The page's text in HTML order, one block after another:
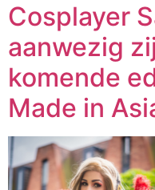
Cosplayer
aanwezig
komende
Made in